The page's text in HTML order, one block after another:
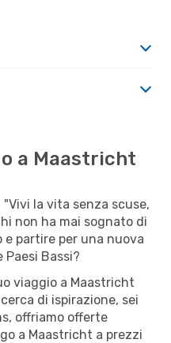
a Maastricht
la vita senza scuse,
non ha mai sognato di
e partire per una nuova
Bassi?
viaggio a Maastricht
di ispirazione, sei
offriamo offerte
a Maastricht a prezzi